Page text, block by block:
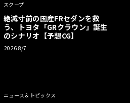
スクープ
絶滅寸前の国産FRセダンを救
う、トヨタ「GRクラウン」誕生
のシナリオ【予想CG】
2026 8/7
ニュース＆トピックス